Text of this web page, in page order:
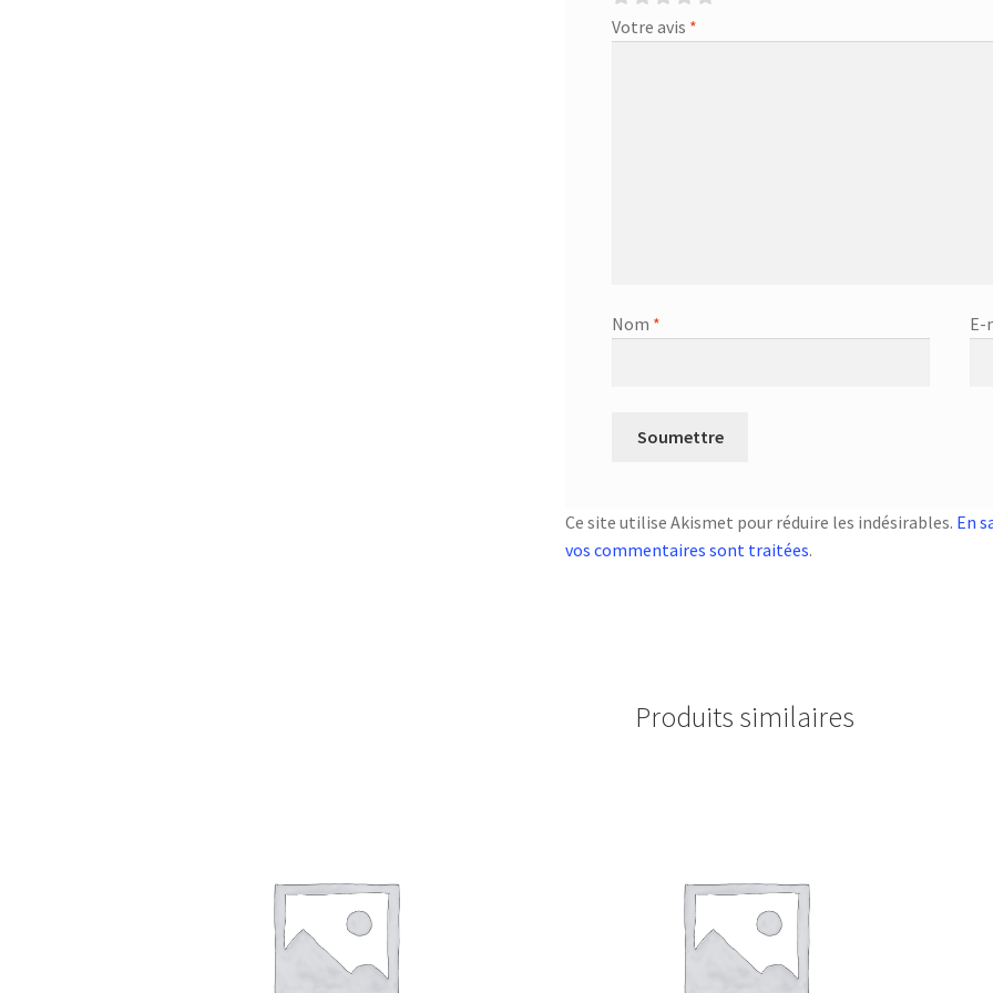
Votre avis *
Nom * E-
Ce site utilise Akismet pour réduire les indésirables. En
vos commentaires sont traitées.
Produits similaires